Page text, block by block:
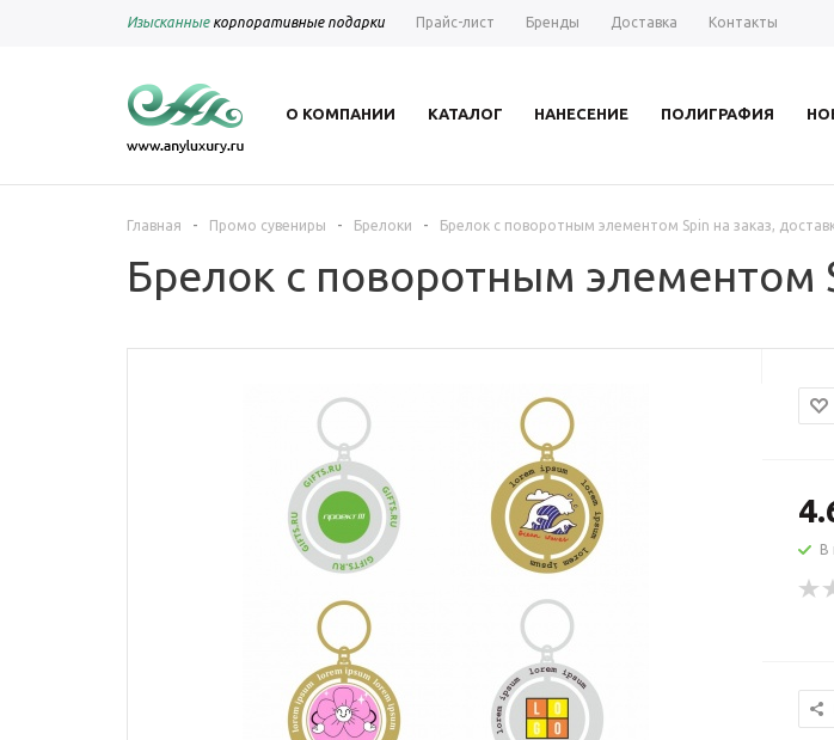
Изысканныекорпоративные подарки Прайс-лист Бренды Доставка Контакты
О КОМПАНИИ КАТАЛОГ НАНЕСЕНИЕ ПОЛИГРАФИЯ
Главная - Промо сувениры - Брелоки - Брелок с поворотным элементом Spin на заказ,
Брелок с поворотным элементом
В